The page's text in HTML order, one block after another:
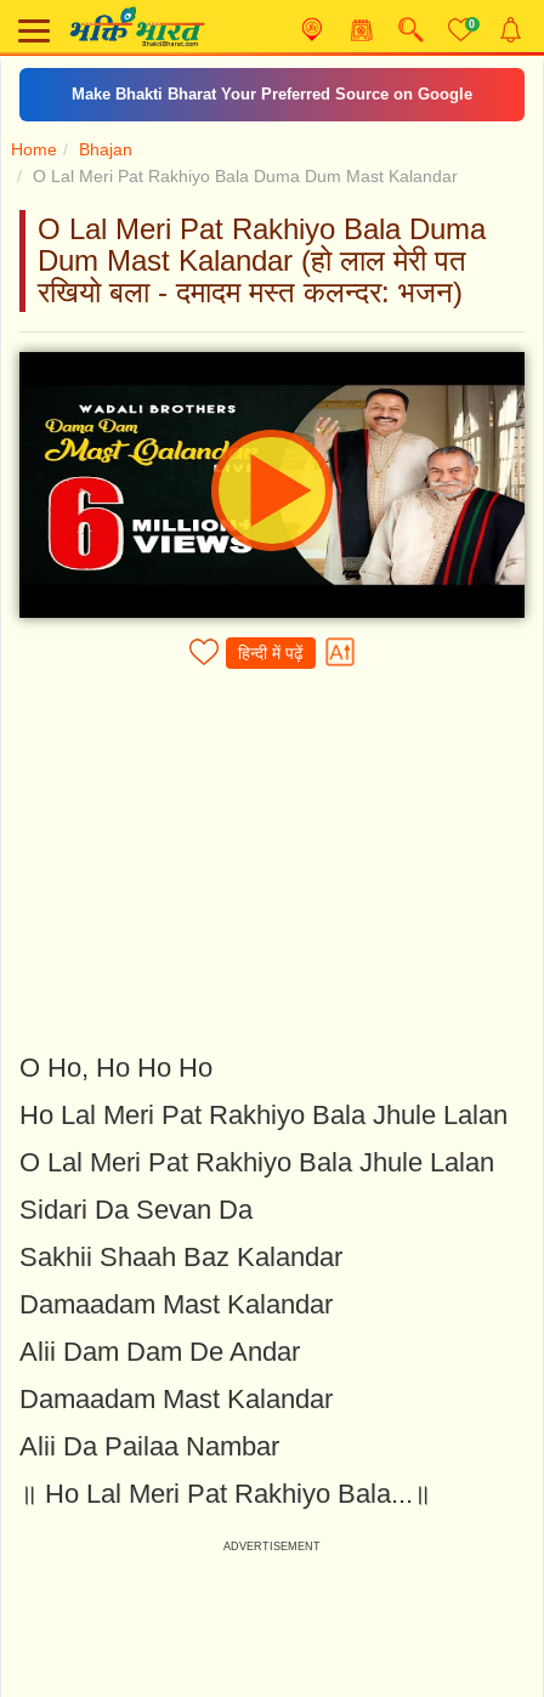
0
Make Bhakti Bharat Your Preferred Source on Google
Home
Bhajan
O Lal Meri Pat Rakhiyo Bala Duma Dum Mast Kalandar
O Lal Meri Pat Rakhiyo Bala Duma
Dum Mast Kalandar (हो लाल मेरी पत
रखियो बला - दमादम मस्त कलन्दर: भजन)
हिन्दी में पढ़ें
O Ho, Ho Ho Ho
Ho Lal Meri Pat Rakhiyo Bala Jhule Lalan
O Lal Meri Pat Rakhiyo Bala Jhule Lalan
Sidari Da Sevan Da
Sakhii Shaah Baz Kalandar
Damaadam Mast Kalandar
Alii Dam Dam De Andar
Damaadam Mast Kalandar
Alii Da Pailaa Nambar
॥ Ho Lal Meri Pat Rakhiyo Bala...॥